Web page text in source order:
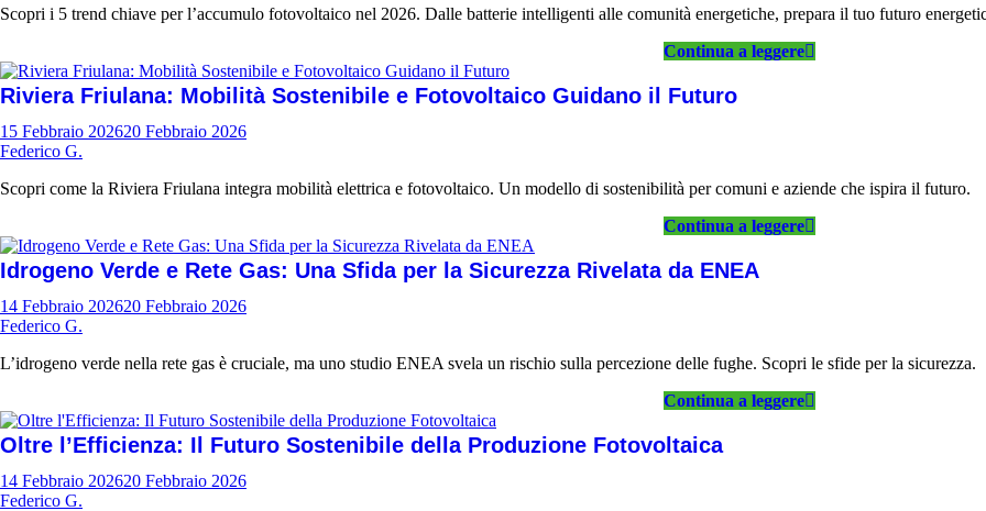
Scopri i 5 trend chiave per l’accumulo fotovoltaico nel 2026. Dalle batterie intelligenti alle comunità energetiche, prepara il tuo futuro
Continua a leggere
Riviera Friulana: Mobilità Sostenibile e Fotovoltaico Guidano il Futuro
15 Febbraio 202620 Febbraio 2026
Federico G.
Scopri come la Riviera Friulana integra mobilità elettrica e fotovoltaico. Un modello di sostenibilità per comuni e aziende che ispira il futuro.
Continua a leggere
Idrogeno Verde e Rete Gas: Una Sfida per la Sicurezza Rivelata da ENEA
14 Febbraio 202620 Febbraio 2026
Federico G.
L’idrogeno verde nella rete gas è cruciale, ma uno studio ENEA svela un rischio sulla percezione delle fughe. Scopri le sfide per la sicurezza.
Continua a leggere
Oltre l’Efficienza: Il Futuro Sostenibile della Produzione Fotovoltaica
14 Febbraio 202620 Febbraio 2026
Federico G.